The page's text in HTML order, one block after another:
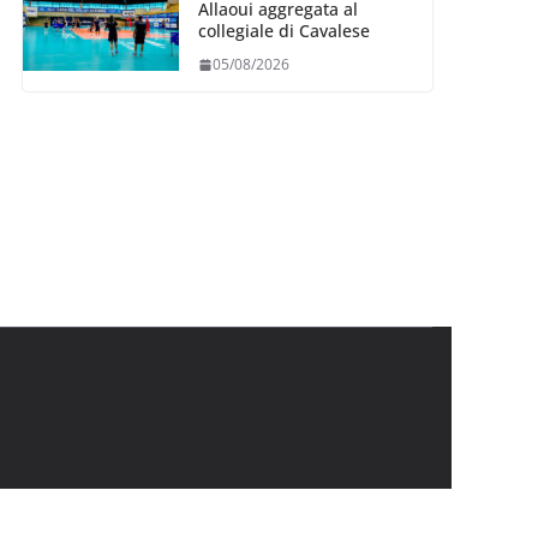
Allaoui aggregata al
collegiale di Cavalese
05/08/2026